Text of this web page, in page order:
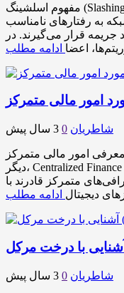
مفهوم اسلشینگ (Slashing) در الگوریتم‌های اثبات سهام (PoS) به
به رفتارهای نامناسب
قرار می‌گیرند. در
اعضا ادامه مطلب
شاطریان 0 3 سال پیش
معرفی امور مالی متمرکز (CeFi) امور مالی متمرکز یا به عبارتی
دیگر، Centralized Finance (CeFi)، به فعالیت‌های مالی اشاره دارد
متمرکز قادرند با
دیجیتال ادامه مطلب
شاطریان 0 3 سال پیش